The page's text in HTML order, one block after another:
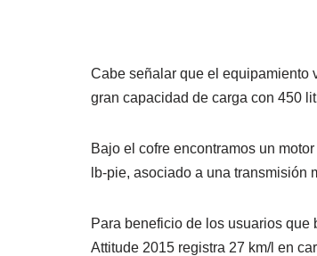
Cabe señalar que el equipamiento
gran capacidad de carga con 450
Bajo el cofre encontramos un
lb-pie, asociado a una transmisión
Para beneficio de los usuarios
Attitude 2015 registra 27 km/l en